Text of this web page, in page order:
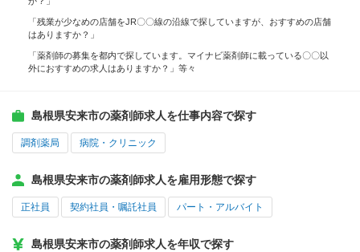
「残業が少なめの店舗をJR〇〇線の沿線で探していますが、おすすめの店舗
はありますか？」
「薬剤師の募集を都内で探しています。マイナビ薬剤師に載っている〇〇以
外におすすめの求人はありますか？」等々
島根県安来市の薬剤師求人を仕事内容で探す
調剤薬局 病院・クリニック
島根県安来市の薬剤師求人を雇用形態で探す
正社員 契約社員・嘱託社員 パート・アルバイト
島根県安来市の薬剤師求人を年収で探す